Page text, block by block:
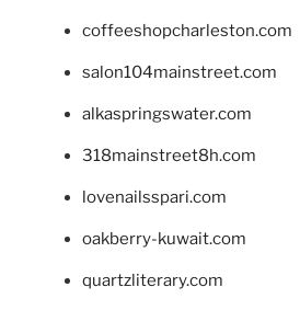
coffeeshopcharleston.com
salon104mainstreet.com
alkaspringswater.com
318mainstreet8h.com
lovenailsspari.com
oakberry-kuwait.com
quartzliterary.com